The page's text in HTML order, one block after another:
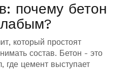
почему бетон
который простоят
состав. Бетон - это
где цемент выступает